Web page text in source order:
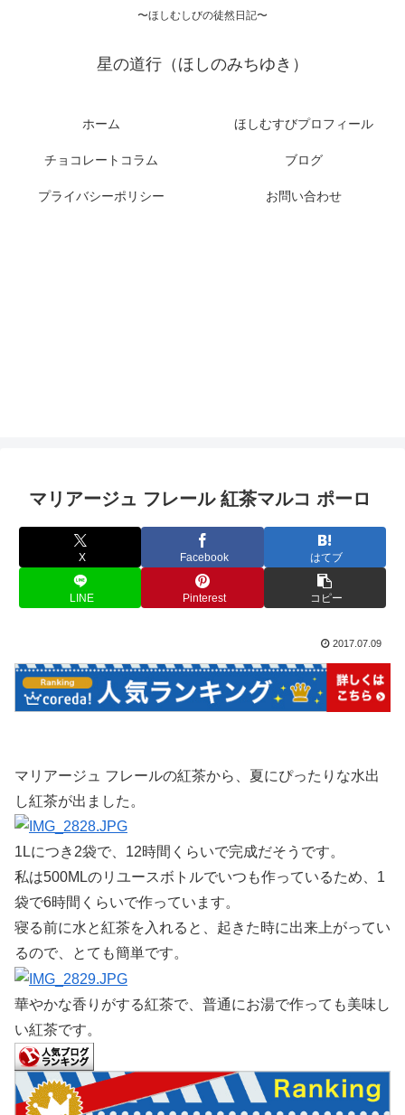
〜ほしむしびの徒然日記〜
星の道行（ほしのみちゆき）
ホーム ほしむすびプロフィール
チョコレートコラム ブログ
プライバシーポリシー お問い合わせ
マリアージュ フレール 紅茶マルコ ポーロ
X Facebook はてブ
LINE Pinterest コピー
2017.07.09
マリアージュ フレールの紅茶から、夏にぴったりな水出
し紅茶が出ました。
1Lにつき2袋で、12時間くらいで完成だそうです。
私は500MLのリユースボトルでいつも作っているため、1
袋で6時間くらいで作っています。
寝る前に水と紅茶を入れると、起きた時に出来上がってい
るので、とても簡単です。
華やかな香りがする紅茶で、普通にお湯で作っても美味し
い紅茶です。